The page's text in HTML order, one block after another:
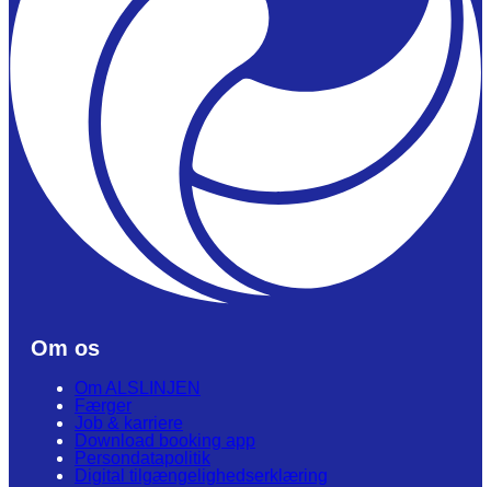
Om os
Om ALSLINJEN
Færger
Job & karriere
Download booking app
Persondatapolitik
Digital tilgængelighedserklæring